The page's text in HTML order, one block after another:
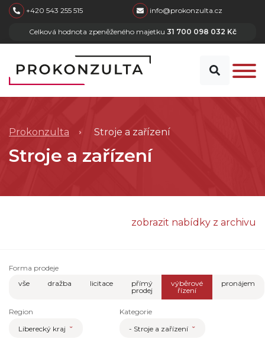
skip to main content
+420 543 255 515 info@prokonzulta.cz
Celková hodnota zpeněženého majetku 31 700 098 032 Kč
Prokonzulta Stroje a zařízení
Stroje a zařízení
zobrazit nabídky z archivu
Forma prodeje
vše
dražba licitace
přímý
prodej
výběrové
řízení
pronájem
Region
Liberecký kraj
Kategorie
- Stroje a zařízení